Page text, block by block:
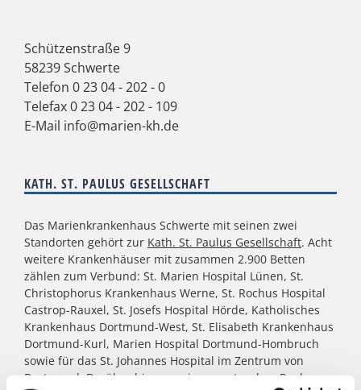
Schützenstraße 9
58239 Schwerte
Telefon 0 23 04 - 202 - 0
Telefax 0 23 04 - 202 - 109
E-Mail info@marien-kh.de
KATH. ST. PAULUS GESELLSCHAFT
Das Marienkrankenhaus Schwerte mit seinen zwei
Standorten gehört zur Kath. St. Paulus Gesellschaft. Acht
weitere Krankenhäuser mit zusammen 2.900 Betten
zählen zum Verbund: St. Marien Hospital Lünen, St.
Christophorus Krankenhaus Werne, St. Rochus Hospital
Castrop-Rauxel, St. Josefs Hospital Hörde, Katholisches
Krankenhaus Dortmund-West, St. Elisabeth Krankenhaus
Dortmund-Kurl, Marien Hospital Dortmund-Hombruch
sowie für das St. Johannes Hospital im Zentrum von
Dortmund. Darüber hinaus agieren unter dem Paulus-